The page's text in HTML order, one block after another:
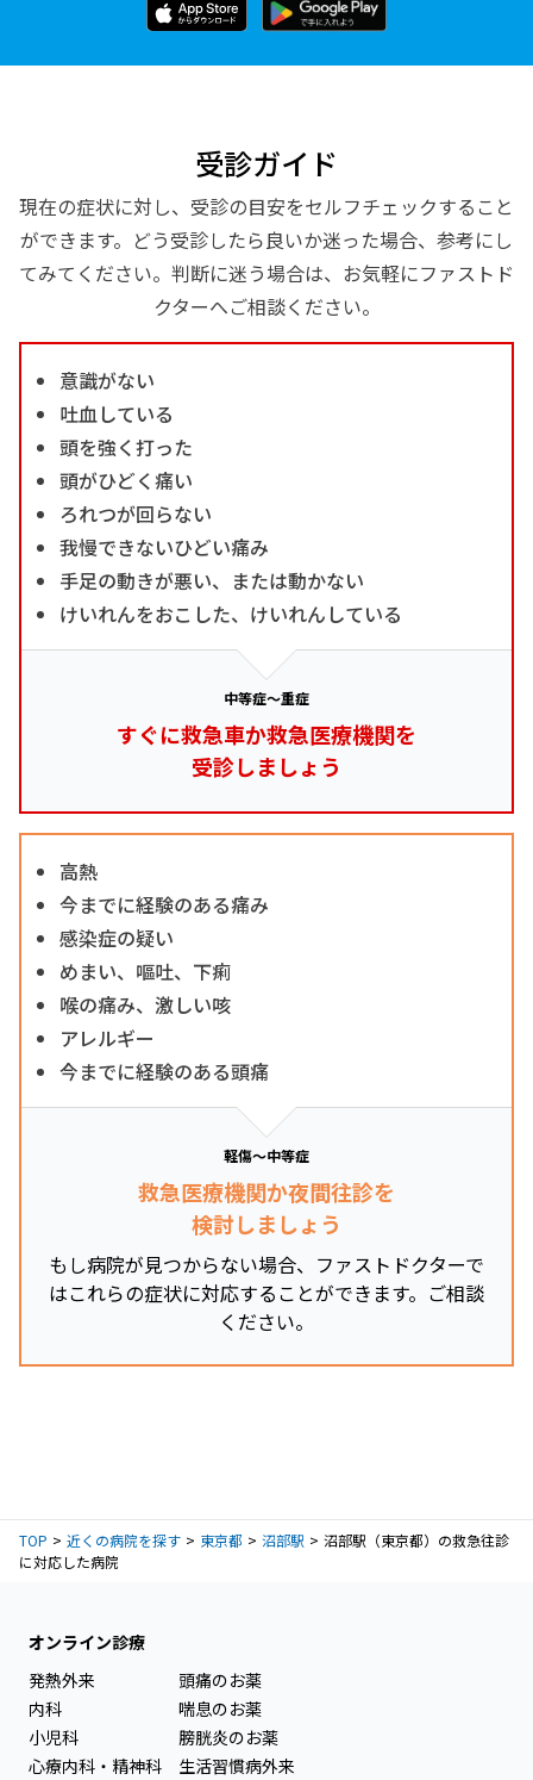
受診ガイド
現在の症状に対し、受診の目安をセルフチェックすること
ができます。どう受診したら良いか迷った場合、参考にし
てみてください。判断に迷う場合は、お気軽にファストド
クターへご相談ください。
意識がない
吐血している
頭を強く打った
頭がひどく痛い
ろれつが回らない
我慢できないひどい痛み
手足の動きが悪い、または動かない
けいれんをおこした、けいれんしている
中等症～重症
すぐに救急車か救急医療機関を
受診しましょう
高熱
今までに経験のある痛み
感染症の疑い
めまい、嘔吐、下痢
喉の痛み、激しい咳
アレルギー
今までに経験のある頭痛
軽傷～中等症
救急医療機関か夜間往診を
検討しましょう
もし病院が見つからない場合、ファストドクターで
はこれらの症状に対応することができます。ご相談
ください。
TOP 近くの病院を探す 東京都 沼部駅
沼部駅（東京都）の救急往診
に対応した病院
オンライン診療
発熱外来
内科
小児科
心療内科・精神科
頭痛のお薬
喘息のお薬
膀胱炎のお薬
生活習慣病外来